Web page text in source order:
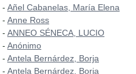
- Añel Cabanelas, María Elena
- Anne Ross
- ANNEO SÉNECA, LUCIO
- Anónimo
- Antela Bernárdez, Borja
- Antela Bernárdez, Borja